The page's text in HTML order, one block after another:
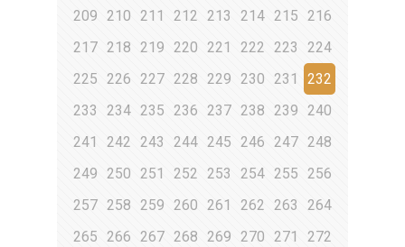
209 210 211 212 213 214 215 216
217 218 219 220 221 222 223
224
225 226 227 228 229 230 231
232
233
234 235 236 237 238 239 240
241
242 243 244 245 246 247 248
249 250 251 252 253 254 255 256
257 258 259 260 261 262 263
264
265 266 267 268 269 270 271
272